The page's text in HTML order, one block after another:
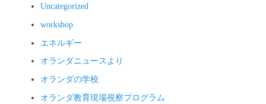
Uncategorized
workshop
エネルギー
オランダニュースより
オランダの学校
オランダ教育現場視察プログラム